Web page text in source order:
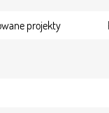
projekty